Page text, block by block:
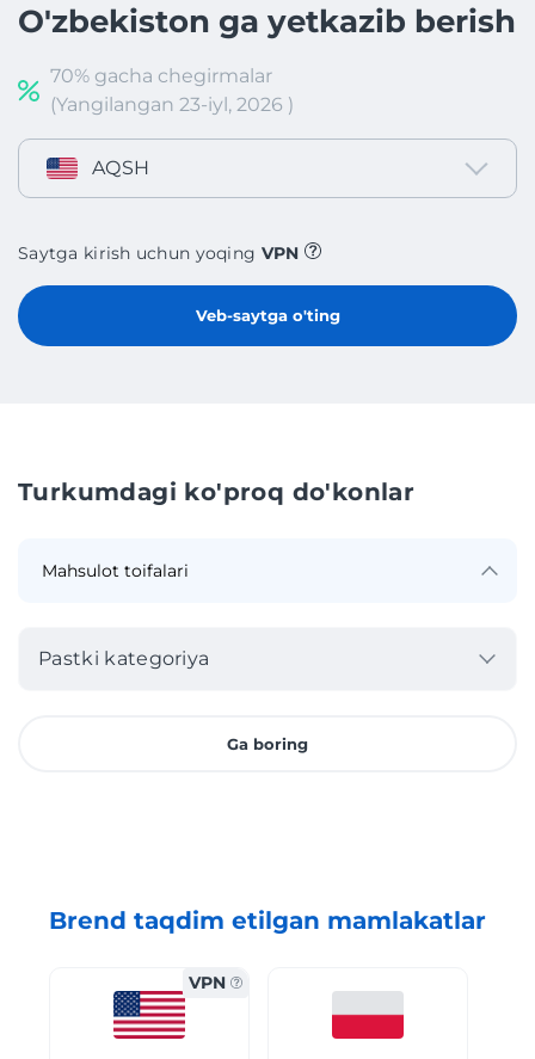
O'zbekiston ga yetkazib berish
70% gacha chegirmalar
(Yangilangan 23-iyl, 2026 )
AQSH
Veb-saytga o'ting
Saytga kirish uchun yoqing VPN
Turkumdagi ko'proq do'konlar
Pastki kategoriya
Ga boring
Brend taqdim etilgan mamlakatlar
VPN